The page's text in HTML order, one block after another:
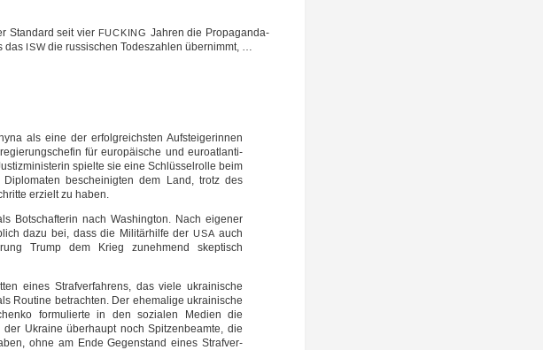
Stan­dard seit vier FUCKING Jah­ren die Pro­pa­gan­da­
das ISWdie rus­si­schen Todes­zah­len übernimmt, …
als eine der erfolg­reichs­ten Auf­stei­ge­rin­nen
für euro­päi­sche und euro­at­lan­ti­
spiel­te sie eine Schlüs­sel­rol­le beim
Diplo­ma­ten beschei­nig­ten dem Land, trotz des
erzielt zu haben.
Bot­schaf­te­rin nach Washing­ton. Nach eige­ner
dazu bei, dass die Mili­tär­hil­fe derUSAauch
Trump dem Krieg zuneh­mend skep­tisch
eines Straf­ver­fah­rens, das vie­le ukrai­ni­sche
Rou­ti­ne betrach­ten. Der ehe­ma­li­ge ukrai­ni­sche
for­mu­lier­te in den sozia­len Medi­en die
Ukrai­ne über­haupt noch Spit­zen­be­am­te, die
ohne am Ende Gegen­stand eines Straf­ver­